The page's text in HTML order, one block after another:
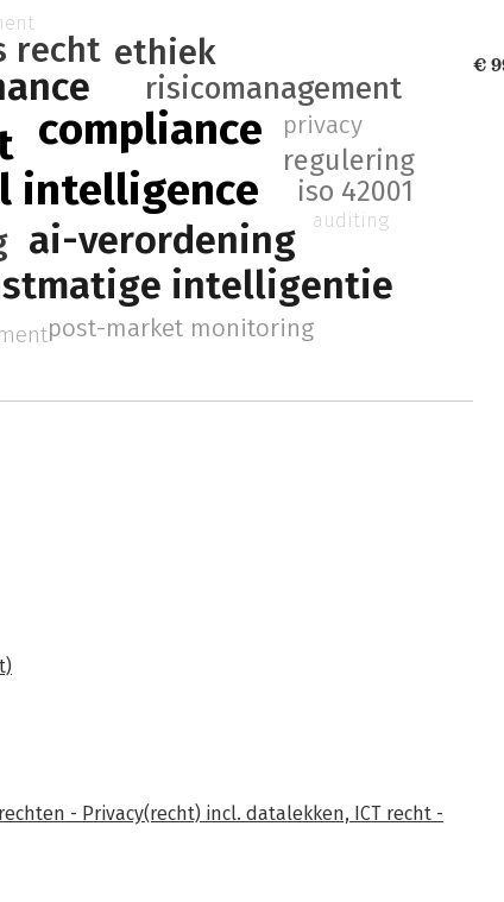
intelligence
compliance
ai-verordening
intelligentie
recht ethiek
risicomanagement
regulering
iso 42001
privacy
post-market monitoring
auditing
- Privacy(recht) incl. datalekken, ICT recht -
€